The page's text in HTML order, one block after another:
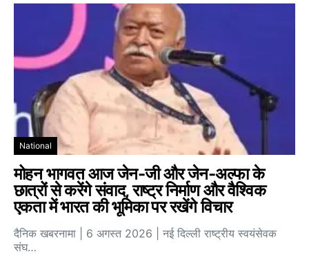
National
मोहन भागवत आज जेन-जी और जेन-अल्फा के
छात्रों से करेंगे संवाद, राष्ट्र निर्माण और वैश्विक
एकता में भारत की भूमिका पर रखेंगे विचार
दैनिक खबरनामा | 6 अगस्त 2026 | नई दिल्ली राष्ट्रीय स्वयंसेवक
संघ…